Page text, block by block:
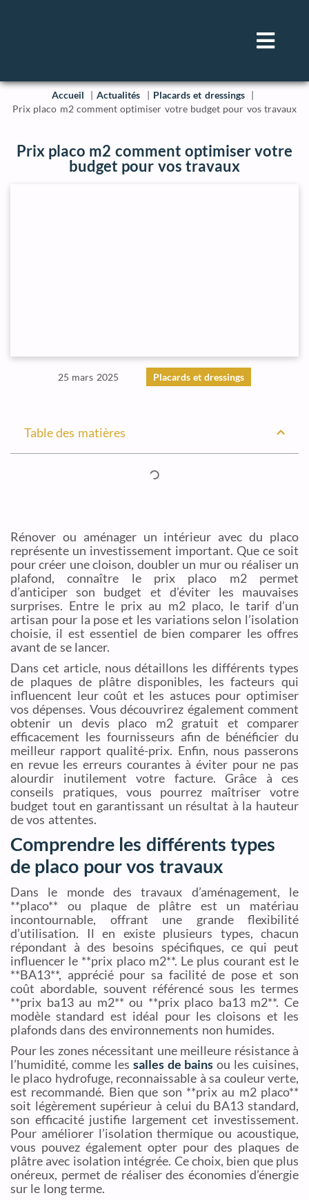
Accueil Actualités
Placards et dressings
Prix placo m2 comment optimiser votre budget pour vos travaux
Prix placo m2 comment optimiser votre
budget pour vos travaux
25 mars 2025 Placards et dressings
Table des matières
Rénover ou aménager un intérieur avec du placo
représente un investissement important. Que ce soit
pour créer une cloison, doubler un mur ou réaliser un
plafond, connaître le prix placo m2 permet
d’anticiper son budget et d’éviter les mauvaises
surprises. Entre le prix au m2 placo, le tarif d’un
artisan pour la pose et les variations selon l’isolation
choisie, il est essentiel de bien comparer les offres
avant de se lancer.
Dans cet article, nous détaillons les différents types
de plaques de plâtre disponibles, les facteurs qui
influencent leur coût et les astuces pour optimiser
vos dépenses. Vous découvrirez également comment
obtenir un devis placo m2 gratuit et comparer
efficacement les fournisseurs afin de bénéficier du
meilleur rapport qualité-prix. Enfin, nous passerons
en revue les erreurs courantes à éviter pour ne pas
alourdir inutilement votre facture. Grâce à ces
conseils pratiques, vous pourrez maîtriser votre
budget tout en garantissant un résultat à la hauteur
de vos attentes.
Comprendre les différents types
de placo pour vos travaux
Dans le monde des travaux d’aménagement, le
**placo** ou plaque de plâtre est un matériau
incontournable, offrant une grande flexibilité
d’utilisation. Il en existe plusieurs types, chacun
répondant à des besoins spécifiques, ce qui peut
influencer le **prix placo m2**. Le plus courant est le
**BA13**, apprécié pour sa facilité de pose et son
coût abordable, souvent référencé sous les termes
**prix ba13 au m2** ou **prix placo ba13 m2**. Ce
modèle standard est idéal pour les cloisons et les
plafonds dans des environnements non humides.
Pour les zones nécessitant une meilleure résistance à
l’humidité, comme les salles de bains ou les cuisines,
le placo hydrofuge, reconnaissable à sa couleur verte,
est recommandé. Bien que son **prix au m2 placo**
soit légèrement supérieur à celui du BA13 standard,
son efficacité justifie largement cet investissement.
Pour améliorer l’isolation thermique ou acoustique,
vous pouvez également opter pour des plaques de
plâtre avec isolation intégrée. Ce choix, bien que plus
onéreux, permet de réaliser des économies d’énergie
sur le long terme.